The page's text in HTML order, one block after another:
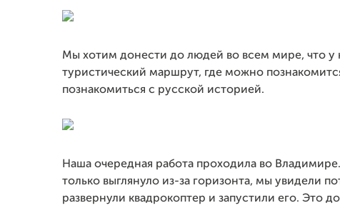
Мы хотим донести до людей во всем мире, что у
туристический маршрут, где можно
познакомиться с русской историей.
Наша очередная работа проходила во
только выглянуло из-за горизонта, мы увидели
развернули квадрокоптер и запустили его. Это